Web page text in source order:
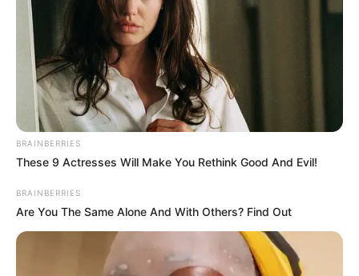
BRAINBERRIES
These 9 Actresses Will Make You Rethink Good And Evil!
BRAINBERRIES
Are You The Same Alone And With Others? Find Out